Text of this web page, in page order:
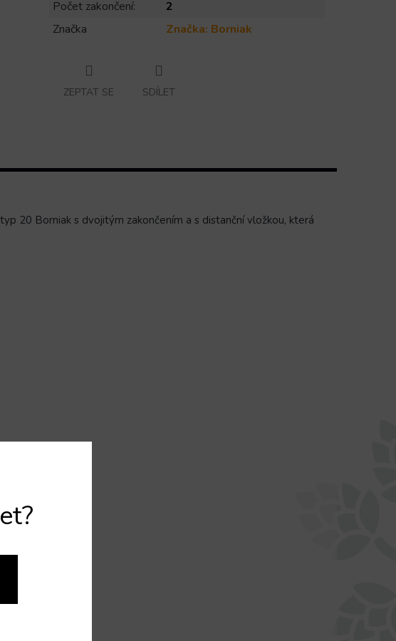
Počet zakončení:
2
Značka
Značka: Borniak
ZEPTAT SE SDÍLET
20 Borniak s dvojitým zakončením a s distanční vložkou, která